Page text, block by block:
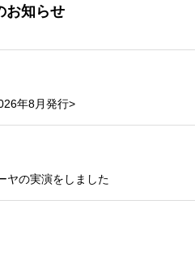
お知らせ
年8月発行>
ヤの実演をしました